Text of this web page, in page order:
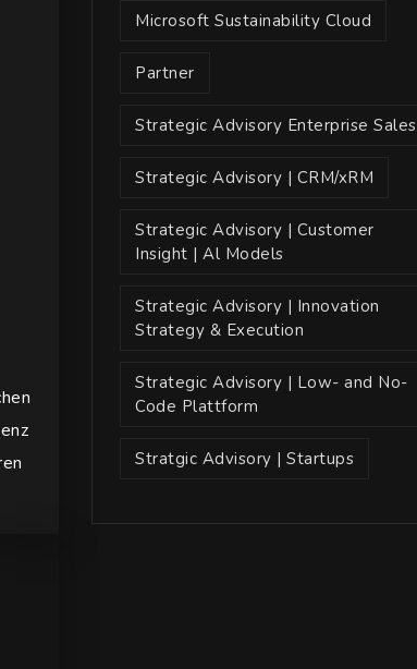
Microsoft Sustainability Cloud
Partner
Strategic Advisory Enterprise Sales
Strategic Advisory | CRM/xRM
Strategic Advisory | Customer
Insight | Al Models
Strategic Advisory | Innovation
Strategy & Execution
Strategic Advisory | Low- and No-
Code Plattform
Stratgic Advisory | Startups